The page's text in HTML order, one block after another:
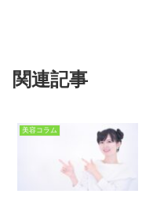
関連記事
美容コラム